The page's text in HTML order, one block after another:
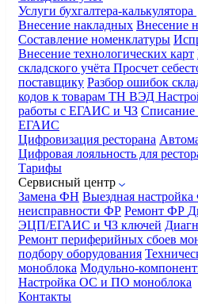
Услуги бухгалтера-калькулятора
Внесение накладных Внесение
Составление номенклатуры
Внесение технологических карт
складского учёта Просчет
поставщику Разбор ошибок
кодов к товарам ТН ВЭД
работы с ЕГАИС и ЧЗ Списание
ЕГАИС
Цифровизация ресторана
Цифровая лояльность для
Тарифы
Сервисный центр
Замена ФН Выездная
неисправности ФР Ремонт ФР
ЭЦП/ЕГАИС и ЧЗ ключей
Ремонт периферийных сбоев
подбору оборудования
моноблока Модульно-
Настройка ОС и ПО моноблока
Контакты